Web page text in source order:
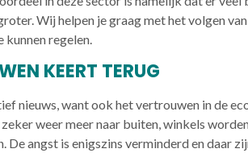
Wij helpen je graag met het volgen
regelen.
KEERT TERUG
nieuws, want ook het vertrouwen in de
weer meer naar buiten, winkels
De angst is enigszins verminderd en daar